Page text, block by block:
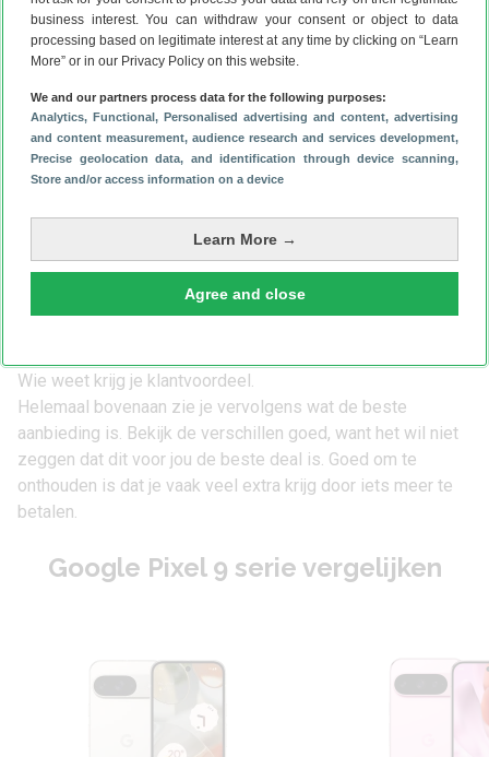
business interest. You can withdraw your consent or object to data
processing based on legitimate interest at any time by clicking on “Learn
More” or in our Privacy Policy on this website.
We and our partners process data for the following purposes:
Analytics, Functional, Personalised advertising and content, advertising
and content measurement, audience research and services development,
Precise geolocation data, and identification through device scanning,
Store and/or access information on a device
Learn More →
Agree and close
Bekijk alle opties rustig. Kijk hoeveel je in totaal betaalt als
je gaat voor een abonnement met telefoon of als je kiest
vergelijker hierboven zie je direct wat voor jou de beste
deal is.
Hoe vind ik de goedkoopste Google
Pixel 9 Pro Fold met abonnement dat
bij mij past?
Dat doe je door onze prijsvergelijker hierboven erbij te
pakken. Via de filters geef je precies aan wat je wensen
zijn. Geef daarbij aan hoeveel GB’s je graag in je bundel zou
Wie weet krijg je klantvoordeel.
Helemaal bovenaan zie je vervolgens wat de beste
aanbieding is. Bekijk de verschillen goed, want het wil niet
zeggen dat dit voor jou de beste deal is. Goed om te
onthouden is dat je vaak veel extra krijg door iets meer te
betalen.
Google Pixel 9 serie vergelijken